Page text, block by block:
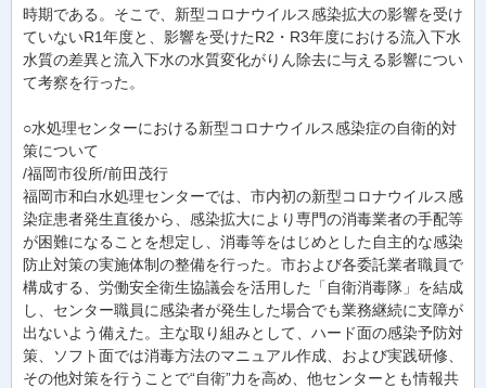
時期である。そこで、新型コロナウイルス感染拡大の影響を受け
ていないR1年度と、影響を受けたR2・R3年度における流入下水
水質の差異と流入下水の水質変化がりん除去に与える影響につい
て考察を行った。
○水処理センターにおける新型コロナウイルス感染症の自衛的対
策について
/福岡市役所/前田茂行
福岡市和白水処理センターでは、市内初の新型コロナウイルス感
染症患者発生直後から、感染拡大により専門の消毒業者の手配等
が困難になることを想定し、消毒等をはじめとした自主的な感染
防止対策の実施体制の整備を行った。市および各委託業者職員で
構成する、労働安全衛生協議会を活用した「自衛消毒隊」を結成
し、センター職員に感染者が発生した場合でも業務継続に支障が
出ないよう備えた。主な取り組みとして、ハード面の感染予防対
策、ソフト面では消毒方法のマニュアル作成、および実践研修、
その他対策を行うことで“自衛”力を高め、他センターとも情報共